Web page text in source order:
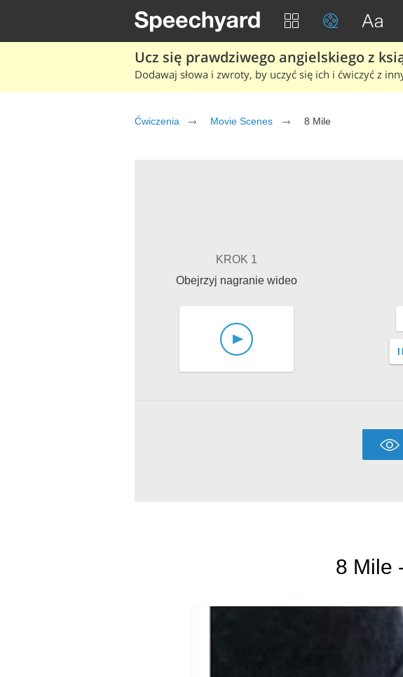
Ucz się prawdziwego angielskiego z
Dodawaj słowa i zwroty, by uczyć się ich i ćwiczyć z
Ćwiczenia Movie Scenes 8 Mile
KROK 1
Obejrzyj nagranie wideo
8 Mile